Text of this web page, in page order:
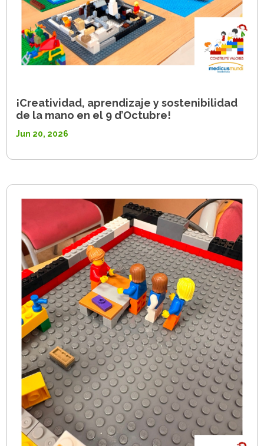
¡Creatividad, aprendizaje y sostenibilidad
de la mano en el 9 d’Octubre!
Jun 20, 2026